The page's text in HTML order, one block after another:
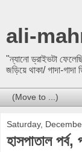
ali-
"ন্যানো ড্রাইভটা
জড়িয়ে থাকা/ গাদা-
Saturday,
হাসপাতাল পর্ব,